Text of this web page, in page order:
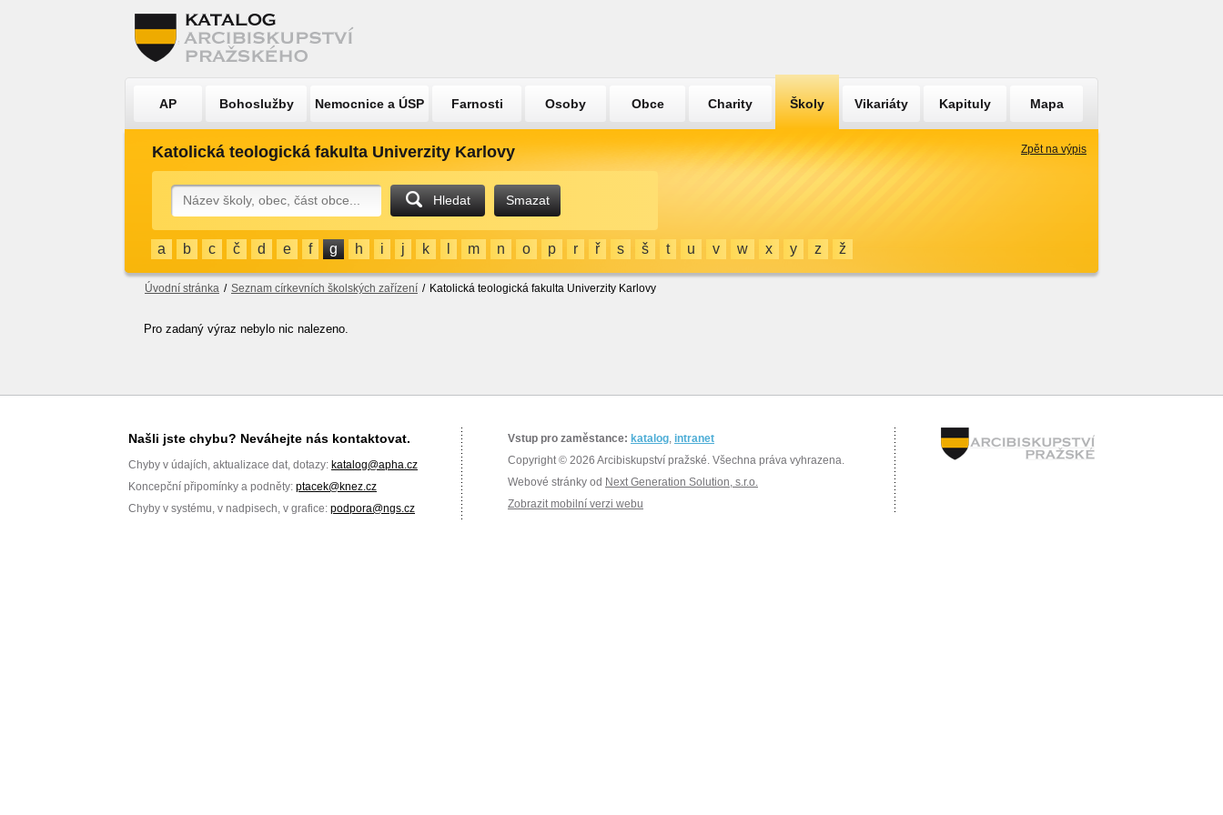
AP Bohoslužby Nemocnice a ÚSP Farnosti Osoby Obce Charity Školy Vikariáty Kapituly Mapa
Katolická teologická fakulta Univerzity Karlovy Zpět na výpis
Hledat Smazat
a b c č d e f g h i j k m n o p r ř s š t u v w x y z ž
Úvodní stránka / Seznam církevních školských zařízení / Katolická teologická fakulta Univerzity Karlovy
Pro zadaný výraz nebylo nic nalezeno.
Našli jste chybu? Neváhejte nás kontaktovat.
Chyby v údajích, aktualizace dat, dotazy: katalog@apha.cz
Koncepční připomínky a podněty: ptacek@knez.cz
Chyby v systému, v nadpisech, v grafice: podpora@ngs.cz
Vstup pro zaměstance: katalog, intranet
Copyright © 2026 Arcibiskupství pražské. Všechna práva vyhrazena.
Webové stránky od Next Generation Solution, s.r.o.
Zobrazit mobilní verzi webu